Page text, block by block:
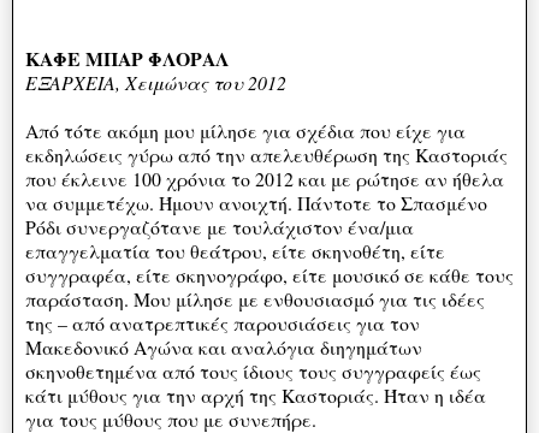
ΚΑΦΕ ΜΠΑΡ ΦΛΟΡΑΛ
ΕΞΑΡΧΕΙΑ, Χειμώνας του 2012
Από τότε ακόμη μου μίλησε για σχέδια που είχε για
εκδηλώσεις γύρω από την απελευθέρωση της Καστοριάς
που έκλεινε 100 χρόνια το 2012 και με ρώτησε αν ήθελα
να συμμετέχω. Ήμουν ανοιχτή. Πάντοτε το Σπασμένο
Ρόδι συνεργαζότανε με τουλάχιστον ένα/μια
επαγγελματία του θεάτρου, είτε σκηνοθέτη, είτε
συγγραφέα, είτε σκηνογράφο, είτε μουσικό σε κάθε τους
παράσταση. Μου μίλησε με ενθουσιασμό για τις ιδέες
της – από ανατρεπτικές παρουσιάσεις για τον
Μακεδονικό Αγώνα και αναλόγια διηγημάτων
σκηνοθετημένα από τους ίδιους τους συγγραφείς έως
κάτι μύθους για την αρχή της Καστοριάς. Ήταν η ιδέα
για τους μύθους που με συνεπήρε.